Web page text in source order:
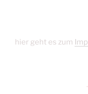
hier geht es zum